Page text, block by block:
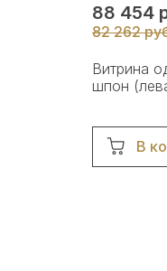
88 454
82 262
Витрина
шпон
В